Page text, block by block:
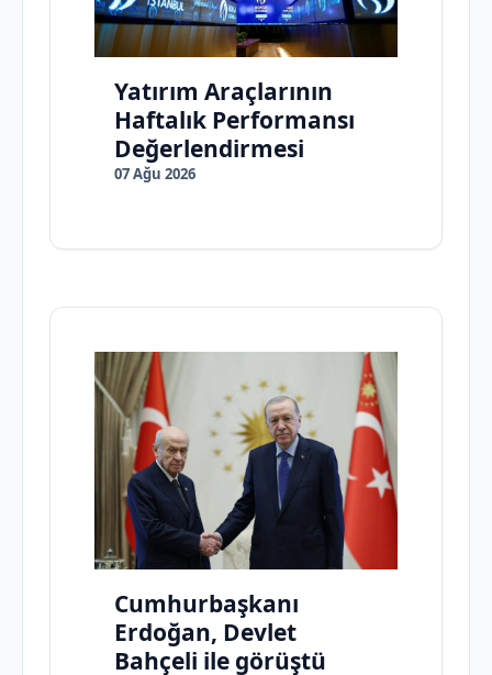
Yatırım Araçlarının
Haftalık Performansı
Değerlendirmesi
07 Ağu 2026
Cumhurbaşkanı
Erdoğan, Devlet
Bahçeli ile görüştü